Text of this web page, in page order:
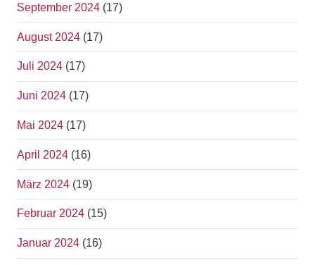
September 2024 (17)
August 2024 (17)
Juli 2024 (17)
Juni 2024 (17)
Mai 2024 (17)
April 2024 (16)
März 2024 (19)
Februar 2024 (15)
Januar 2024 (16)